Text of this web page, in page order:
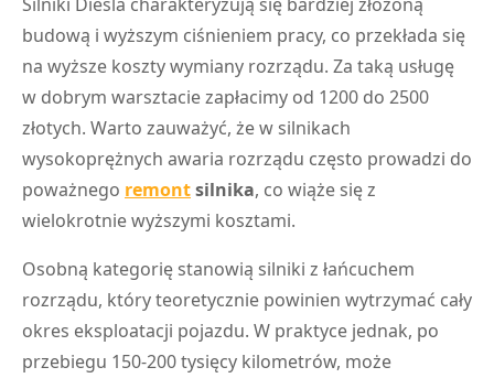
budową i wyższym ciśnieniem pracy, co przekłada się
na wyższe koszty wymiany rozrządu. Za taką usługę
w dobrym warsztacie zapłacimy od 1200 do 2500
złotych. Warto zauważyć, że w silnikach
wysokoprężnych awaria rozrządu często prowadzi do
poważnego remontsilnika, co wiąże się z
wielokrotnie wyższymi kosztami.
Osobną kategorię stanowią silniki z łańcuchem
rozrządu, który teoretycznie powinien wytrzymać cały
okres eksploatacji pojazdu. W praktyce jednak, po
przebiegu 150-200 tysięcy kilometrów, może